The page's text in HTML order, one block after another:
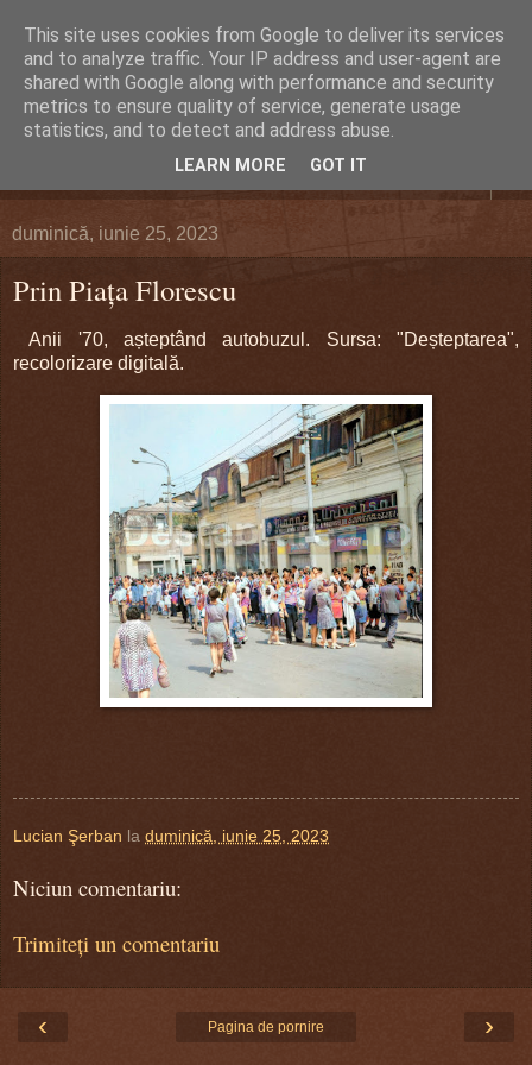
DEFERLĂRI
Despre şi pentru Bacău. Totul la obiect.
duminică, iunie 25, 2023
Prin Piața Florescu
Anii '70, așteptând autobuzul. Sursa: "Deșteptarea",
recolorizare digitală.
Lucian Şerban la duminică, iunie 25, 2023
Niciun comentariu:
Trimiteți un comentariu
‹ ›
Pagina de pornire
This site uses cookies from Google to deliver its services
and to analyze traffic. Your IP address and user-agent are
shared with Google along with performance and security
metrics to ensure quality of service, generate usage
statistics, and to detect and address abuse.
LEARN MORE GOT IT